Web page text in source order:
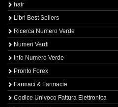
hair
Libri Best Sellers
Ricerca Numero Verde
Numeri Verdi
Info Numero Verde
Pronto Forex
Farmaci & Farmacie
Codice Univoco Fattura Elettronica